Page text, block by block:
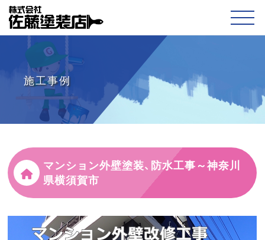
施工事例
マンション外壁塗装、防水工事～神奈川
県横須賀市